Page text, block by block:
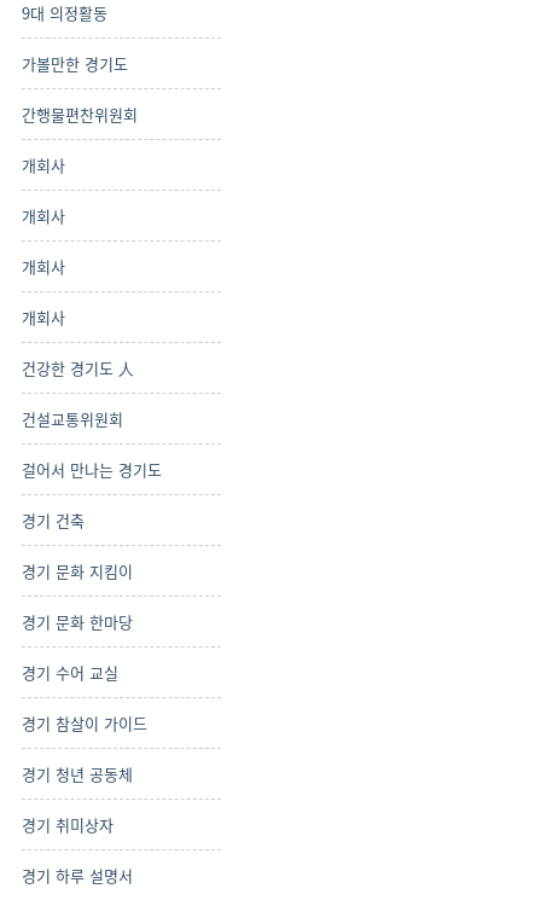
9대 의정활동
가볼만한 경기도
간행물편찬위원회
개회사
개회사
개회사
개회사
건강한 경기도 人
건설교통위원회
걸어서 만나는 경기도
경기 건축
경기 문화 지킴이
경기 문화 한마당
경기 수어 교실
경기 참살이 가이드
경기 청년 공동체
경기 취미상자
경기 하루 설명서